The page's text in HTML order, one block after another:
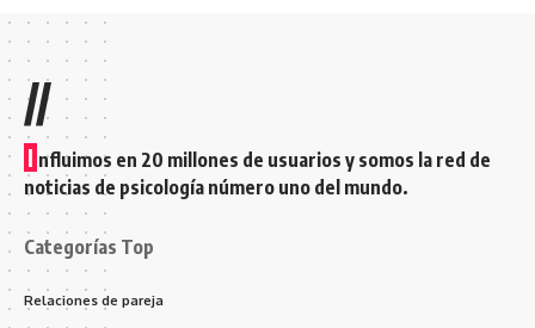
//
I nfluimos en 20 millones de usuarios y somos la red de
noticias de psicología número uno del mundo.
Categorías Top
Relaciones de pareja